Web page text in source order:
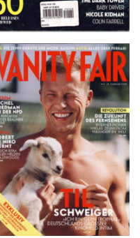
VANITY FAIR – Nr. 7 –
8. Februar 2007